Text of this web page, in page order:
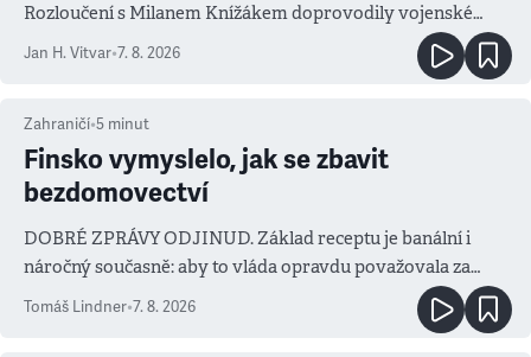
Rozloučení s Milanem Knížákem doprovodily vojenské
salvy i kritika pokrokářů
Jan H. Vitvar•7. 8. 2026
Zahraničí•5 minut
Finsko vymyslelo, jak se zbavit
bezdomovectví
DOBRÉ ZPRÁVY ODJINUD. Základ receptu je banální i
náročný současně: aby to vláda opravdu považovala za
prioritu
Tomáš Lindner•7. 8. 2026